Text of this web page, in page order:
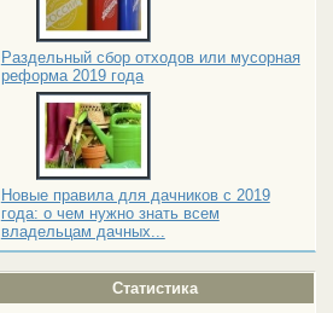
Раздельный сбор отходов или мусорная
реформа 2019 года
Новые правила для дачников с 2019
года: о чем нужно знать всем
владельцам дачных...
Статистика